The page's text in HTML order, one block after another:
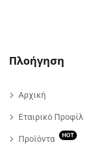
Πλοήγηση
Αρχική
Εταιρικό Προφίλ
Προϊόντα ΗΟΤ